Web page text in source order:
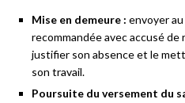
Mise en demeure : envoyer
recommandée avec accusé
justifier son absence et le
son travail.
Poursuite du versement du